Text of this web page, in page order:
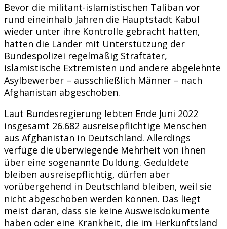
Bevor die militant-islamistischen Taliban vor
rund eineinhalb Jahren die Hauptstadt Kabul
wieder unter ihre Kontrolle gebracht hatten,
hatten die Länder mit Unterstützung der
Bundespolizei regelmäßig Straftäter,
islamistische Extremisten und andere abgelehnte
Asylbewerber – ausschließlich Männer – nach
Afghanistan abgeschoben.
Laut Bundesregierung lebten Ende Juni 2022
insgesamt 26.682 ausreisepflichtige Menschen
aus Afghanistan in Deutschland. Allerdings
verfüge die überwiegende Mehrheit von ihnen
über eine sogenannte Duldung. Geduldete
bleiben ausreisepflichtig, dürfen aber
vorübergehend in Deutschland bleiben, weil sie
nicht abgeschoben werden können. Das liegt
meist daran, dass sie keine Ausweisdokumente
haben oder eine Krankheit, die im Herkunftsland